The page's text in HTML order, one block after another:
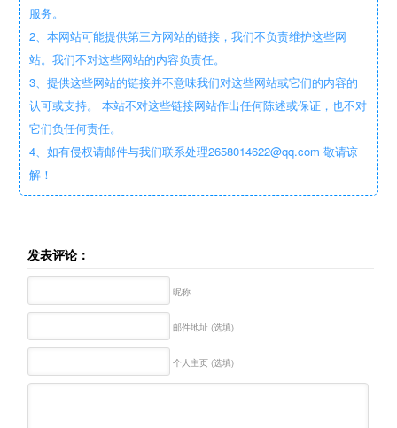
服务。
2、本网站可能提供第三方网站的链接，我们不负责维护这些网
站。我们不对这些网站的内容负责任。
3、提供这些网站的链接并不意味我们对这些网站或它们的内容的
认可或支持。 本站不对这些链接网站作出任何陈述或保证，也不对
它们负任何责任。
4、如有侵权请邮件与我们联系处理2658014622@qq.com 敬请谅
解！
发表评论：
昵称
邮件地址 (选填)
个人主页 (选填)